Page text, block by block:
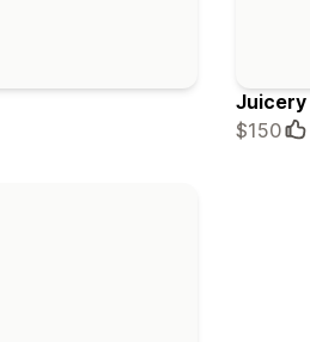
Juicery
$150